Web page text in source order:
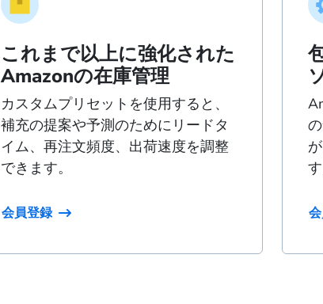
これまで以上に強化された
Amazonの在庫管理
カスタムプリセットを使用すると、
補充の提案や予測のためにリードタ
イム、再注文頻度、出荷速度を調整
できます。
会員登録
す